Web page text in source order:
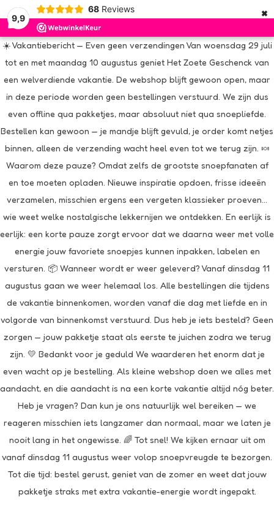
9,9
68 Reviews ×
☀️ Vakantiebericht — Even geen verzendingen Van woensdag 29 juli
tot en met maandag 10 augustus geniet Het Zoete Geschenck van
een welverdiende vakantie. De webshop blijft gewoon open, maar
in deze periode worden geen bestellingen verstuurd. We zijn dus
even offline qua pakketjes, maar absoluut niet qua snoepliefde.
Bestellen kan gewoon — je mandje blijft gevuld, je order komt netjes
binnen, alleen de verzending wacht heel even tot we terug zijn. 🍬
Waarom deze pauze? Omdat zelfs de grootste snoepfanaten af
en toe moeten opladen. Nieuwe inspiratie opdoen, frisse ideeën
verzamelen, misschien ergens een vergeten klassieker proeven…
wie weet welke nostalgische lekkernijen we ontdekken. En eerlijk is
eerlijk: een korte pauze zorgt ervoor dat we daarna weer met volle
energie jouw favoriete snoepjes kunnen inpakken, labelen en
versturen. 📦 Wanneer wordt er weer geleverd? Vanaf dinsdag 11
augustus gaan we weer helemaal los. Alle bestellingen die tijdens
de vakantie binnenkomen, worden vanaf die dag met liefde en in
volgorde van binnenkomst verstuurd. Dus heb je iets besteld? Geen
zorgen — jouw pakketje staat als eerste te juichen zodra we terug
zijn. 💛 Bedankt voor je geduld We waarderen het enorm dat je
even wacht op je bestelling. Als kleine webshop doen we alles met
aandacht, en die aandacht is na een korte vakantie altijd nóg beter.
Heb je vragen? Dan kun je ons natuurlijk wel bereiken — we
reageren misschien iets langzamer dan normaal, maar we laten je
nooit lang in het ongewisse. 🌈 Tot snel! We kijken ernaar uit om
vanaf dinsdag 11 augustus weer volop snoepvreugde te bezorgen.
Tot die tijd: bestel gerust, geniet van de zomer en weet dat jouw
pakketje straks met extra vakantie-energie wordt ingepakt.